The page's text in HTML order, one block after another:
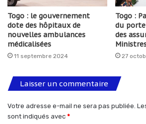
Togo : le gouvernement
dote des hôpitaux de
nouvelles ambulances
médicalisées
11 septembre 2024
Togo :
du
des
27
Laisser un commentaire
Votre adresse e-mail ne sera pas publiée.
sont indiqués avec *